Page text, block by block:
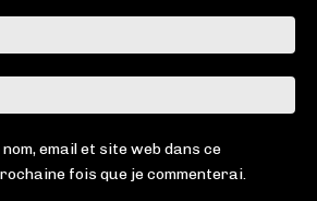
:*
:
email et site web dans ce
fois que je commenterai.